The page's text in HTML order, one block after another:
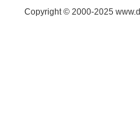
Copyright © 2000-2025